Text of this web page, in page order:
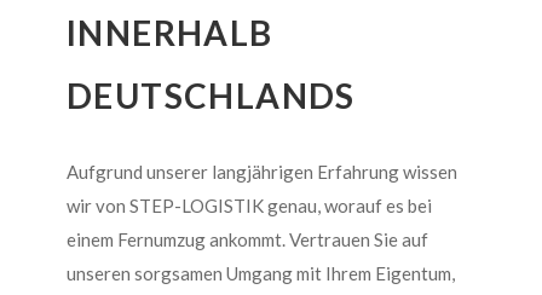
INNERHALB
DEUTSCHLANDS
Aufgrund unserer langjährigen Erfahrung wissen
wir von STEP-LOGISTIK genau, worauf es bei
einem Fernumzug ankommt. Vertrauen Sie auf
unseren sorgsamen Umgang mit Ihrem Eigentum,